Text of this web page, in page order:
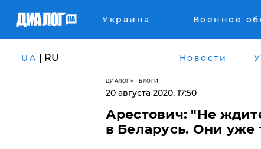
Украина Военное
UA | RU Новости
ДИАЛОГ БЛОГИ
20 августа 2020, 17:50
Арестович: "Не
в Беларусь. Они уже